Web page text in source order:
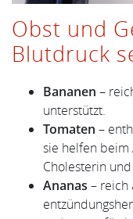
Obst und
Blutdruck
Bananen –
unterstützt.
Tomaten –
sie helfen beim
Cholesterin
Ananas – reich